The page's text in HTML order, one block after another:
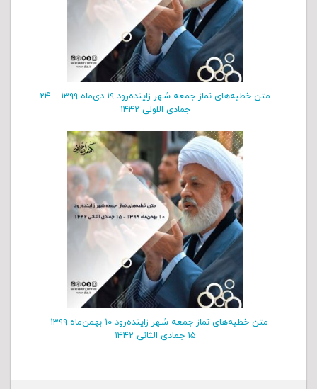
متن خطبه‌های نماز جمعه شهر زاینده‌رود ۱۹ دی‌‌ماه ۱۳۹۹ – ۲۴
جمادی الاولی ۱۴۴۲
متن خطبه‌های نماز جمعه شهر زاینده‌رود ۱۰ بهمن‌‌ماه ۱۳۹۹ –
۱۵ جمادی الثانی ۱۴۴۲